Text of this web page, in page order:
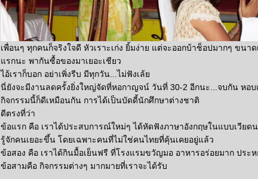
เพื่อนๆ ทุกคนก็จริงใจดี หัวเราะเก่ง ยิ้มง่าย แต่จะออกบ้าช็อปมากๆ ขนา
รกนะ พากันซื้อของมาเยอะเชียว
ไอ้เราก็บอก อย่าเพิ่งรีบ มีทุกวัน...ไม่ฟังเล้
นี่ยังจะมีงานลดครั้งยิ่งใหญ่จัดที่หอกาญจน์ วันที่ 30-2 อีกนะ...จบกัน หอบ
กิจกรรมนี้ก็ดีเหมือนกัน การได้เป็นบัดดี้นักศึกษาต่างชาติ
ดีตรงที่ว่า
ข้อแรก คือ เราได้ประสบการณ์ใหม่ๆ ได้หัดฟังภาษาอังกฤษในแบบเวียด
รู้จักคนเยอะขึ้น โดยเฉพาะคนที่ไม่ใช่คนไทยที่คุ้นเคยอยู่แล้ว
ข้อสอง คือ เราได้กินมื้อเย็นฟรี ที่โรงแรมขวัญมอ อาหารอร่อยมาก ประ
ข้อสามคือ กิจกรรมต่างๆ มากมายที่เราจะได้รับ